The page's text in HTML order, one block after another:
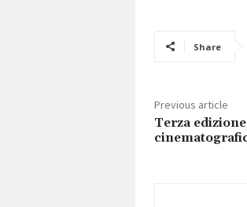
Share
Previous article
Terza